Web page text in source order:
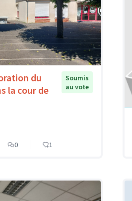
du
la cour de
Soumis
au vote
0 1